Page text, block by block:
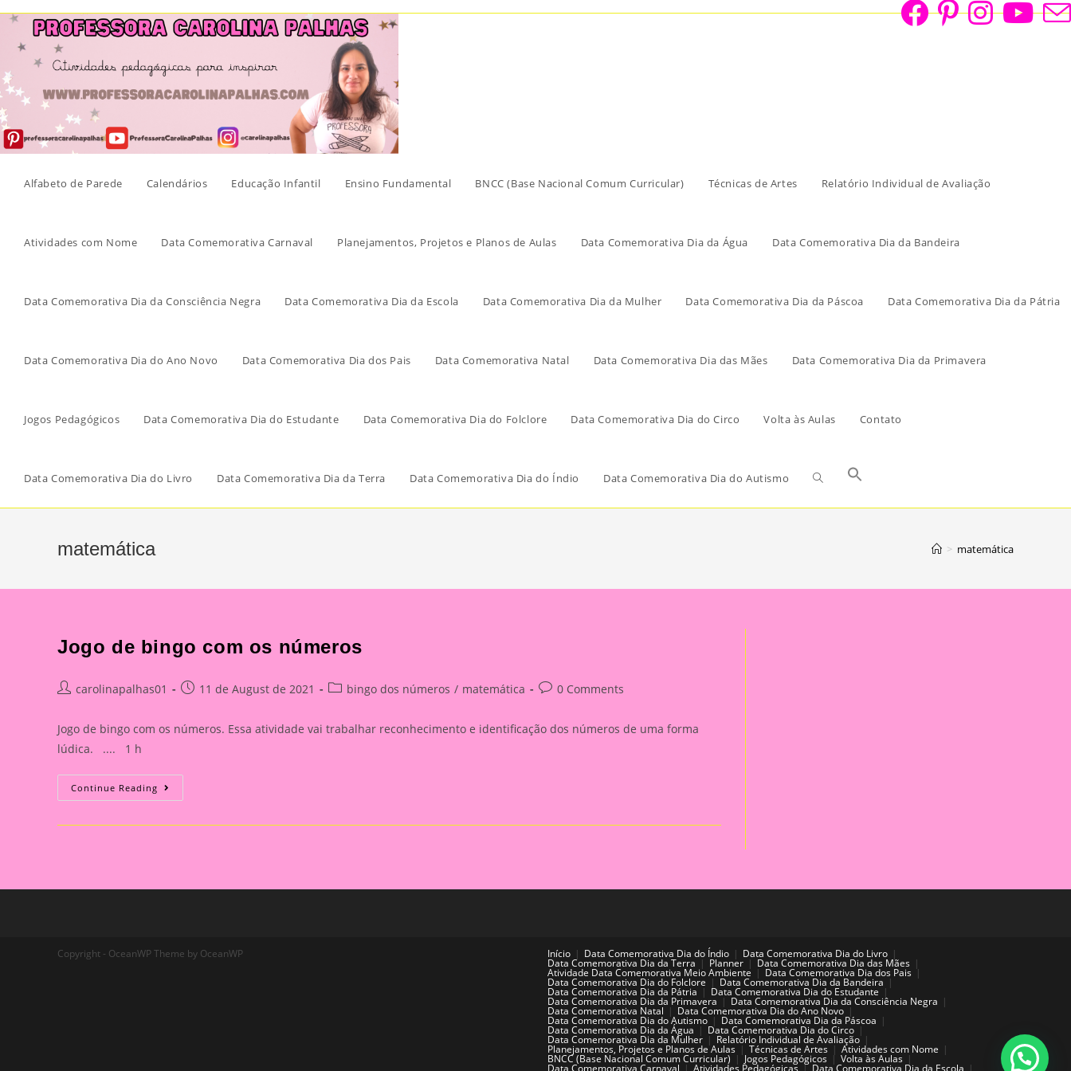
Skip
content
Alfabeto de Parede Calendários Educação Infantil Ensino Fundamental BNCC (Base Nacional Comum Curricular) Técnicas de Artes Relatório Individual de Avaliação
Atividades com Nome Data Comemorativa Carnaval Planejamentos, Projetos e Planos de Aulas Data Comemorativa Dia da Água Data Comemorativa Dia da Bandeira
Data Comemorativa Dia da Consciência Negra Data Comemorativa Dia da Escola Data Comemorativa Dia da Mulher Data Comemorativa Dia da Páscoa Data Comemorativa Dia da Pátria
Data Comemorativa Dia do Ano Novo Data Comemorativa Dia dos Pais Data Comemorativa Natal Data Comemorativa Dia das Mães Data Comemorativa Dia da Primavera
Jogos Pedagógicos Data Comemorativa Dia do Estudante Data Comemorativa Dia do Folclore Data Comemorativa Dia do Circo Volta às Aulas Contato
Data Comemorativa Dia do Livro Data Comemorativa Dia da Terra Data Comemorativa Dia do Índio Data Comemorativa Dia do Autismo
matemática > matemática
Jogo de bingo com os números
Postcarolinapalhas01
Post11 de August de 2021
Postbingo dos números / matemática
Post0 Comments
Jogo de bingo com os números. Essa atividade vai trabalhar reconhecimento e identificação dos números de uma forma
lúdica. .... 1 h
Continue Reading Jogo
De
Com
Início Data Comemorativa Dia do Índio Data Comemorativa Dia do Livro
Data Comemorativa Dia da Terra Planner Data Comemorativa Dia das Mães
Atividade Data Comemorativa Meio Ambiente Data Comemorativa Dia dos Pais
Data Comemorativa Dia do Folclore Data Comemorativa Dia da Bandeira
Data Comemorativa Dia da Pátria Data Comemorativa Dia do Estudante
Data Comemorativa Dia da Primavera Data Comemorativa Dia da Consciência Negra
Data Comemorativa Natal Data Comemorativa Dia do Ano Novo
Data Comemorativa Dia do Autismo Data Comemorativa Dia da Páscoa
Data Comemorativa Dia da Água Data Comemorativa Dia do Circo
Data Comemorativa Dia da Mulher Relatório Individual de Avaliação
Planejamentos, Projetos e Planos de Aulas Técnicas de Artes Atividades com Nome
BNCC (Base Nacional Comum Curricular) Jogos Pedagógicos Volta às Aulas
Data Comemorativa Carnaval Atividades Pedagógicas Data Comemorativa Dia da Escola
Copyright - OceanWP Theme by OceanWP